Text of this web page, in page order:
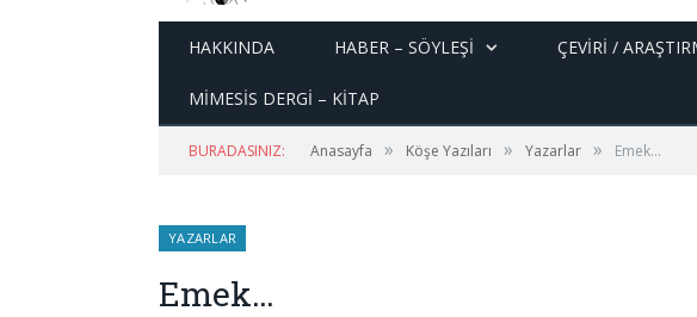
HAKKINDA HABER – SÖYLEŞI ÇEVİRİ /
MİMESİS DERGİ – KİTAP
BURADASINIZ: Anasayfa » Köşe Yazıları » Yazarlar » Emek…
YAZARLAR
Emek…